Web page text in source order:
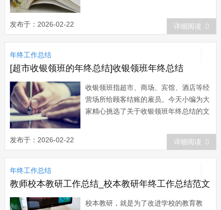
来，通过学习纠正了好些模糊认识，理论
水平得到了不断提高，思想方法和理事能
力得到加强，思路更开阔，管理理念再度
创新，有力地推动了各项任务的落实，取
得了较...
发布于：2026-02-22 详细阅读
年终工作总结
[超市收银领班的年终总结]收银领班年终总结
收银领班指超市、商场、宾馆、酒店等经
营场所给顾客结账的雇员。今天小编为大
家精心挑选了关于收银领班年终总结的文
班年终总结篇一 一、在收银工作中学
习，不断提高自己的业务水平 作为一
名收银员领班，首先是一名收银员，只有
自己的业务水平高了，才能赢得同事们的
支持，也...
发布于：2026-02-22 详细阅读
年终工作总结
教师校本教研工作总结_校本教研年终工作总结范文
校本教研，就是为了改进学校的教育教